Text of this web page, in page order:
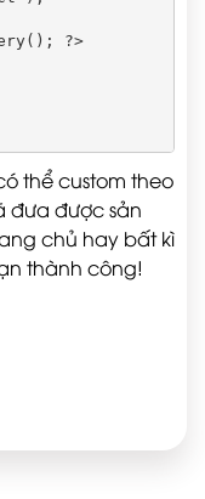
?>
thể custom theo
đưa được sản
chủ hay bất kì
thành công!